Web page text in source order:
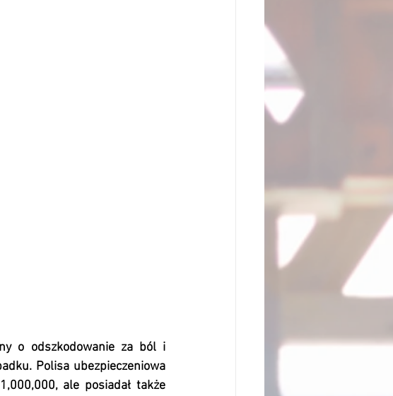
o odszkodowanie za ból i
Polisa ubezpieczeniowa
ale posiadał także